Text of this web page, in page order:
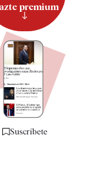
premium
Suscríbete